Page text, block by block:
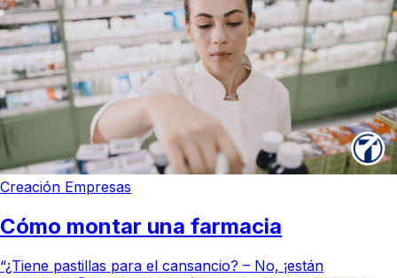
Creación Empresas
Cómo montar una farmacia
“¿Tiene pastillas para el cansancio? – No, ¡están